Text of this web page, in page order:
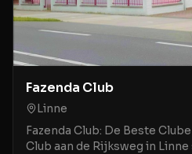
Fazenda Club
Linne
Fazenda Club: De Beste
Club aan de Rijksweg in